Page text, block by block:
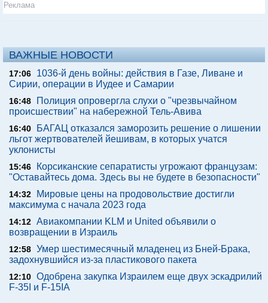
Реклама
ВАЖНЫЕ НОВОСТИ
17:06
1036-й день войны: действия в Газе, Ливане и
Сирии, операции в Иудее и Самарии
16:48
Полиция опровергла слухи о "чрезвычайном
происшествии" на набережной Тель-Авива
16:40
БАГАЦ отказался заморозить решение о лишении
льгот жертвователей йешивам, в которых учатся
уклонисты
15:46
Корсиканские сепаратисты угрожают французам:
"Оставайтесь дома. Здесь вы не будете в безопасности"
14:32
Мировые цены на продовольствие достигли
максимума с начала 2023 года
14:12 Авиакомпании KLM и United объявили о
возвращении в Израиль
12:58 Умер шестимесячный младенец из Бней-Брака,
задохнувшийся из-за пластикового пакета
12:10 Одобрена закупка Израилем еще двух эскадрилий
F-35I и F-15IA